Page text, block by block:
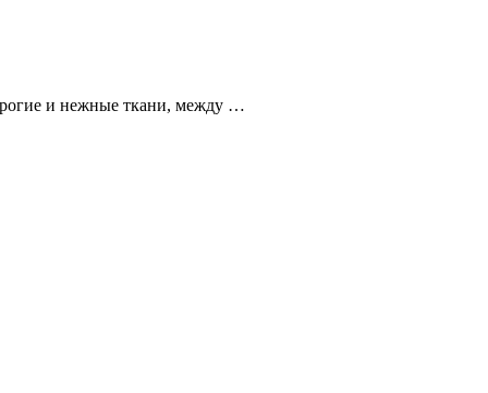
и нежные ткани, между …